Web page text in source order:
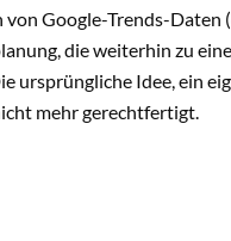
Google-Trends-
die weiterhin zu
ursprüngliche Idee, ein
mehr gerechtfertigt.